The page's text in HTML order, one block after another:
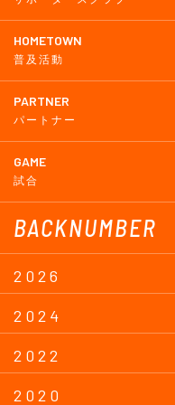
HOMETOWN
普及活動
PARTNER
パートナー
GAME
試合
BACKNUMBER
2026
2024
2022
2020